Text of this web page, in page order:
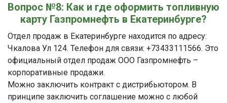
Вопрос №8: Как и где оформить топливную
карту Газпромнефть в Екатеринбурге?
Отдел продаж в Екатеринбурге находится по адресу:
Чкалова Ул 124. Телефон для связи: +73433111566. Это
официальный отдел продаж ООО Газпромнефть –
корпоративные продажи.
Можно заключить контракт с дистрибьютором. В
принципе заключить соглашение можно с любой